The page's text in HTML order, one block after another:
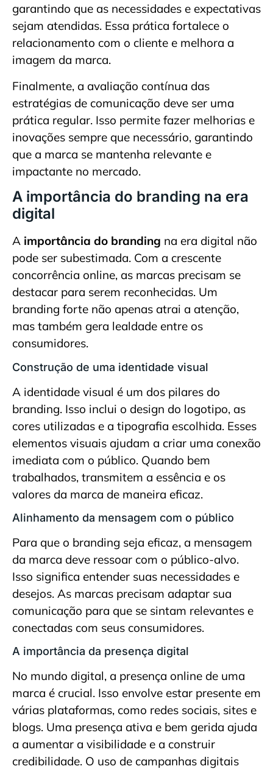
garantindo que as necessidades e expectativas
sejam atendidas. Essa prática fortalece o
relacionamento com o cliente e melhora a
imagem da marca.
Finalmente, a avaliação contínua das
estratégias de comunicação deve ser uma
prática regular. Isso permite fazer melhorias e
inovações sempre que necessário, garantindo
que a marca se mantenha relevante e
impactante no mercado.
A importância do branding na era
digital
A importância do branding na era digital não
pode ser subestimada. Com a crescente
concorrência online, as marcas precisam se
destacar para serem reconhecidas. Um
branding forte não apenas atrai a atenção,
mas também gera lealdade entre os
consumidores.
Construção de uma identidade visual
A identidade visual é um dos pilares do
branding. Isso inclui o design do logotipo, as
cores utilizadas e a tipografia escolhida. Esses
elementos visuais ajudam a criar uma conexão
imediata com o público. Quando bem
trabalhados, transmitem a essência e os
valores da marca de maneira eficaz.
Alinhamento da mensagem com o público
Para que o branding seja eficaz, a mensagem
da marca deve ressoar com o público-alvo.
Isso significa entender suas necessidades e
desejos. As marcas precisam adaptar sua
comunicação para que se sintam relevantes e
conectadas com seus consumidores.
A importância da presença digital
No mundo digital, a presença online de uma
marca é crucial. Isso envolve estar presente em
várias plataformas, como redes sociais, sites e
blogs. Uma presença ativa e bem gerida ajuda
a aumentar a visibilidade e a construir
credibilidade. O uso de campanhas digitais